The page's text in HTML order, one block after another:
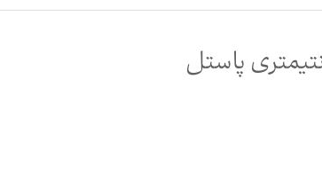
42 سانتیمتری پاستل